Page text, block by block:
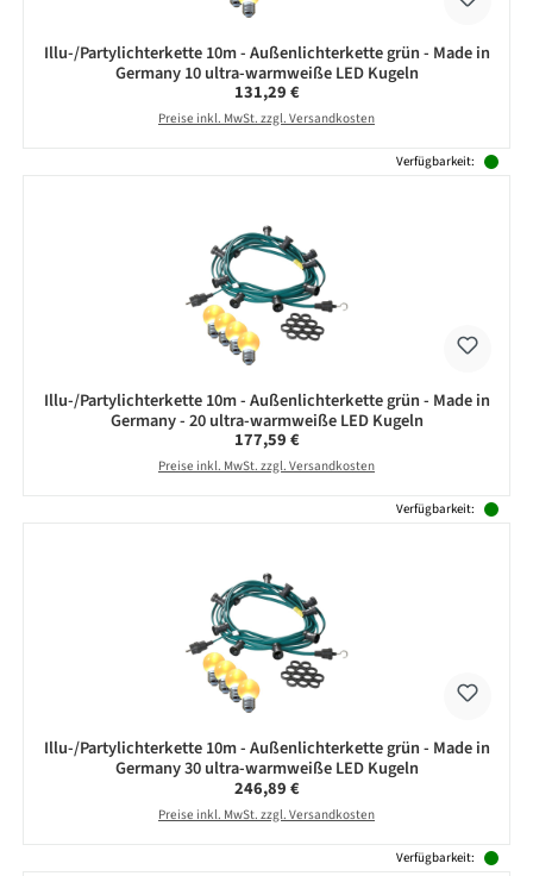
Illu-/Partylichterkette 10m - Außenlichterkette grün - Made in
Germany 10 ultra-warmweiße LED Kugeln
Regulärer Preis:
131,29 €
Preise inkl. MwSt. zzgl. Versandkosten
Verfügbarkeit:
Illu-/Partylichterkette 10m - Außenlichterkette grün - Made in
Germany - 20 ultra-warmweiße LED Kugeln
Regulärer Preis:
177,59 €
Preise inkl. MwSt. zzgl. Versandkosten
Verfügbarkeit:
Illu-/Partylichterkette 10m - Außenlichterkette grün - Made in
Germany 30 ultra-warmweiße LED Kugeln
Regulärer Preis:
246,89 €
Preise inkl. MwSt. zzgl. Versandkosten
Verfügbarkeit: